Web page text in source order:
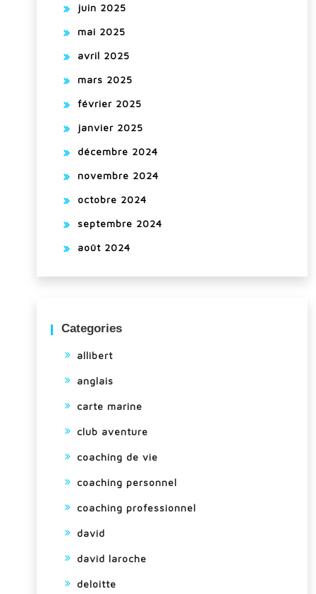
juin 2025
mai 2025
avril 2025
mars 2025
février 2025
janvier 2025
décembre 2024
novembre 2024
octobre 2024
septembre 2024
août 2024
Categories
allibert
anglais
carte marine
club aventure
coaching de vie
coaching personnel
coaching professionnel
david
david laroche
deloitte